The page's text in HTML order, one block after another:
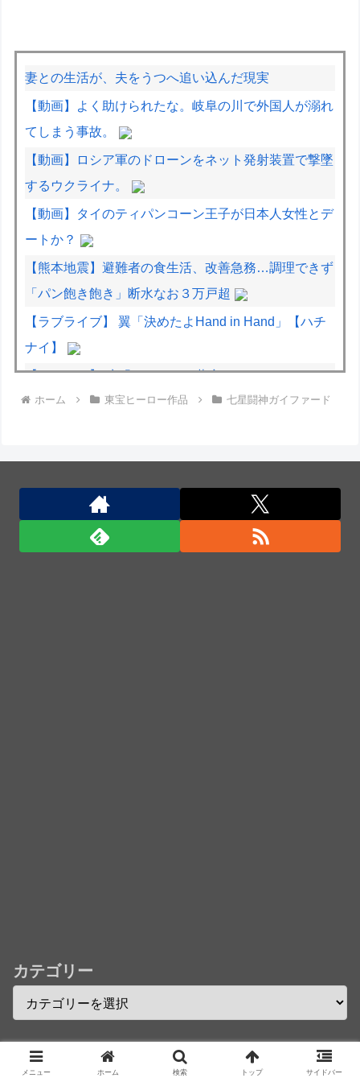
妻との生活が、夫をうつへ追い込んだ現実
【動画】よく助けられたな。岐阜の川で外国人が溺れ
てしまう事故。
【動画】ロシア軍のドローンをネット発射装置で撃墜
するウクライナ。
【動画】タイのティパンコーン王子が日本人女性とデ
ートか？
【熊本地震】避難者の食生活、改善急務…調理できず
「パン飽き飽き」断水なお３万戸超
【ラブライブ】 翼「決めたよHand in Hand」【ハチ
ナイ】
【デレマス】 凛「なにこれ、蒼穹のファフナー？」
モバP「資料だから見といてくれ」
中国、金融監督管理総局前トップの全人代代表資格を
剥奪…重大な規律違反で！
【しばらく固定記事です】
★【ワートリ】風間隊3人≒忍田単騎くらいのイメー
Powered by livedoor 相互RSS
ホーム 東宝ヒーロー作品 七星闘神ガイファード
カテゴリー
アーカイブ
メニュー ホーム 検索 トップ サイドバー